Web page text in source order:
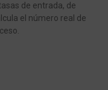
de entrada, de
el número real de